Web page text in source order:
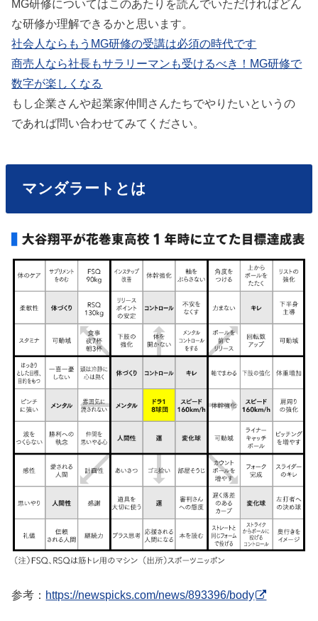
MG研修についてはこのあたりを読んでいただければどん
な研修か理解できるかと思います。
社会人ならもうMG研修の受講は必須の時代です
商売人なら社長もサラリーマンも受けるべき！MG研修で
数字が楽しくなる
もし企業さんや起業家仲間さんたちでやりたいというの
であれば問い合わせてみてください。
マンダラートとは
参考： https://newspicks.com/news/893396/body